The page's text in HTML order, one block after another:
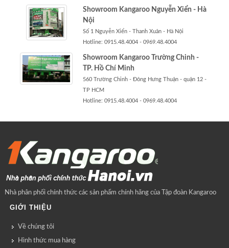
Showroom Kangaroo Nguyễn Xiển - Hà
Nội
Số 1 Nguyễn Xiển - Thanh Xuân - Hà Nội
Hotline: 0915.48.4004 - 0969.48.4004
Showroom Kangaroo Trường Chinh -
TP. Hồ Chí Minh
560 Trường Chinh - Đông Hưng Thuận - quận 12 -
TP HCM
Hotline: 0915.48.4004 - 0969.48.4004
Nhà phân phối chính thức các sản phẩm chính hãng của Tập đoàn Kangaroo
GIỚI THIỆU
Về chúng tôi
Hình thức mua hàng